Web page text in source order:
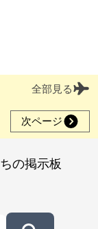
全部見る
次ページ
の掲示板